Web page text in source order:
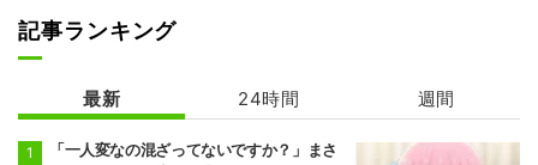
ューン
記事ランキング
最新 24時間 週間
「一人変なの混ざってないですか？」まさ